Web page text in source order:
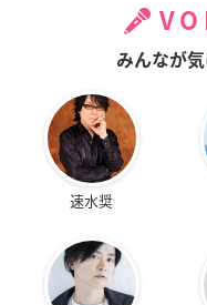
みんなが
速水奨